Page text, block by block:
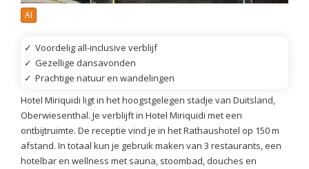
AI
✓ Voordelig all-inclusive verblijf
✓ Gezellige dansavonden
✓ Prachtige natuur en wandelingen
Hotel Miriquidi ligt in het hoogstgelegen stadje van Duitsland,
Oberwiesenthal. Je verblijft in Hotel Miriquidi met een
ontbijtruimte. De receptie vind je in het Rathaushotel op 150 m
afstand. In totaal kun je gebruik maken van 3 restaurants, een
hotelbar en wellness met sauna, stoombad, douches en